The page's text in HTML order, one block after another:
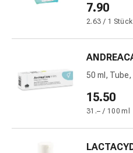
Wundsprays
kleber
Ziehsalbe
Tupfer
Augen
7.90
2.63 / 1 Stück
50 ml,
15.50
31.– / 100 ml